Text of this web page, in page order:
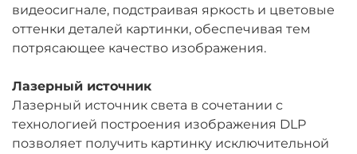
видеосигнале, подстраивая яркость и цветовые
оттенки деталей картинки, обеспечивая тем
потрясающее качество изображения.
Лазерный источник
Лазерный источник света в сочетании с
технологией построения изображения DLP
позволяет получить картинку исключительной